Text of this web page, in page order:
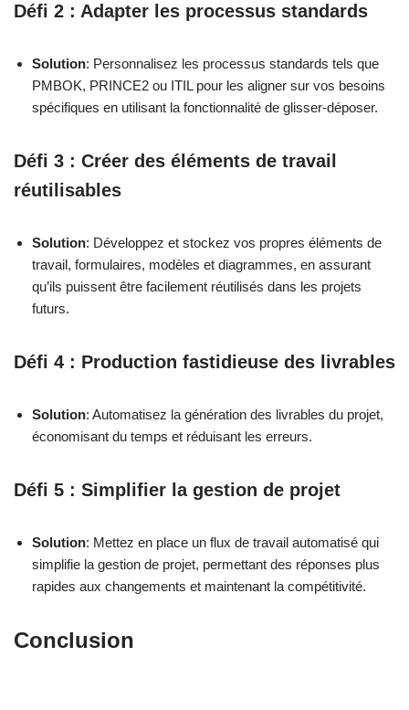
Défi 2 : Adapter les processus standards
Solution: Personnalisez les processus standards tels que
PMBOK, PRINCE2 ou ITIL pour les aligner sur vos besoins
spécifiques en utilisant la fonctionnalité de glisser-déposer.
Défi 3 : Créer des éléments de travail
réutilisables
Solution: Développez et stockez vos propres éléments de
travail, formulaires, modèles et diagrammes, en assurant
qu’ils puissent être facilement réutilisés dans les projets
futurs.
Défi 4 : Production fastidieuse des livrables
Solution: Automatisez la génération des livrables du projet,
économisant du temps et réduisant les erreurs.
Défi 5 : Simplifier la gestion de projet
Solution: Mettez en place un flux de travail automatisé qui
simplifie la gestion de projet, permettant des réponses plus
rapides aux changements et maintenant la compétitivité.
Conclusion